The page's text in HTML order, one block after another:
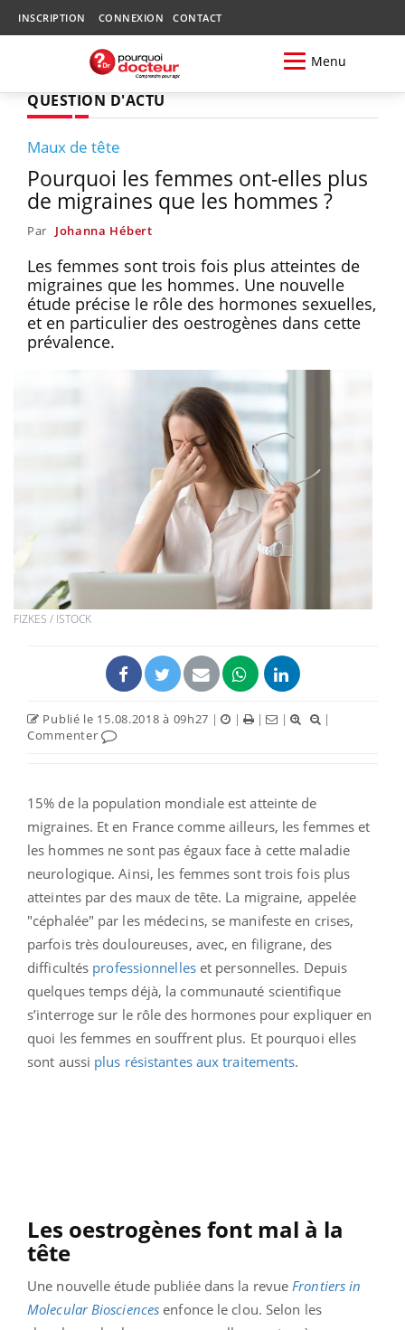
INSCRIPTION CONNEXION CONTACT
Menu
QUESTION D'ACTU
Maux de tête
Pourquoi les femmes ont-elles plus
de migraines que les hommes ?
Par Johanna Hébert
Les femmes sont trois fois plus atteintes de
migraines que les hommes. Une nouvelle
étude précise le rôle des hormones sexuelles,
et en particulier des oestrogènes dans cette
prévalence.
FIZKES / ISTOCK
Publié le 15.08.2018 à 09h27 | | | |
|
Commenter
15% de la population mondiale est atteinte de
migraines. Et en France comme ailleurs, les femmes et
les hommes ne sont pas égaux face à cette maladie
neurologique. Ainsi, les femmes sont trois fois plus
atteintes par des maux de tête. La migraine, appelée
"céphalée" par les médecins, se manifeste en crises,
parfois très douloureuses, avec, en filigrane, des
difficultés professionnelleset personnelles. Depuis
quelques temps déjà, la communauté scientifique
s’interroge sur le rôle des hormones pour expliquer en
quoi les femmes en souffrent plus. Et pourquoi elles
sont aussi plus résistantes aux traitements.
Les oestrogènes font mal à la
tête
Une nouvelle étude publiée dans la revue Frontiers in
Molecular Biosciences enfonce le clou. Selon les